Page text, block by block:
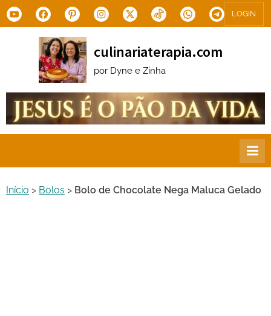
Skip
to
YoutubeFacebookPinterestInstagram
X.com Tiktok WhatsAppTelegram
LOGIN
culinariaterapia.com
por Dyne e Zinha
Início > Bolos > Bolo de Chocolate Nega Maluca Gelado